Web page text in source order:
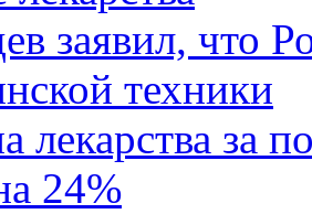
заявил, что
техники
лекарства за
24%